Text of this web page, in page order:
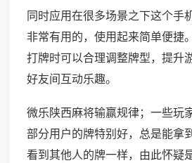
同时应用在很多场景之下这个手
非常有用的，使用起来简单便捷
打牌时可以合理调整牌型，提升
好友间互动乐趣。
微乐陕西麻将输赢规律；一些玩
部分用户的牌特别好，总是能拿
看到其他人的牌一样，由此怀疑